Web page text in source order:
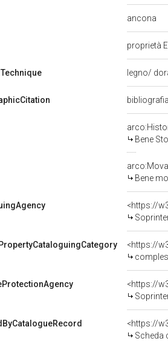
ancona
proprietà
legno/
Bene
Bene
<https://
<https://
<https://
<https://
Scheda